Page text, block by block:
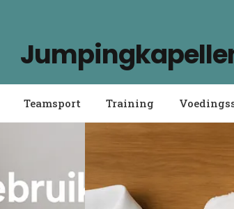
Teamsport Training